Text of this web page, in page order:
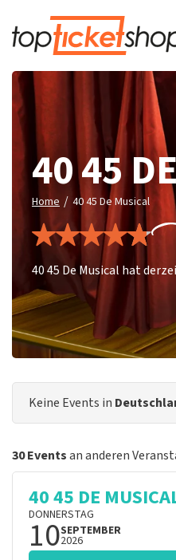
40 45
Home / 40 45 De Musical
40 45 De Musical hat
Keine Events in
30 Eventsan anderen
40 45 DE
DONNERSTAG
10SEPTEMBER
2026